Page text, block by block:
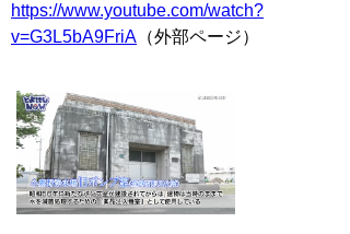
https://www.youtube.com/watch?
v=G3L5bA9FriA （外部ページ）